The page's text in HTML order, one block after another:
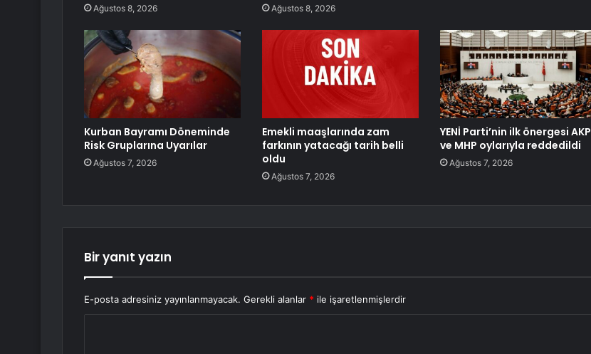
Ağustos 8, 2026 Ağustos 8, 2026
Kurban Bayramı Döneminde
Risk Gruplarına Uyarılar
Ağustos 7, 2026
Emekli maaşlarında zam
farkının yatacağı tarih belli
oldu
Ağustos 7, 2026
YENİ Parti’nin ilk önergesi AKP
ve MHP oylarıyla reddedildi
Ağustos 7, 2026
Bir yanıt yazın
E-posta adresiniz yayınlanmayacak. Gerekli alanlar * ile işaretlenmişlerdir